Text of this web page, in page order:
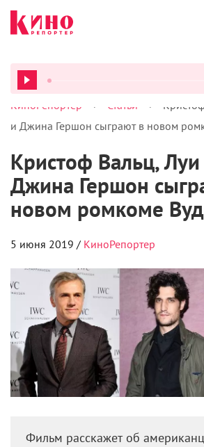
ВСЕ ПОДКАСТЫ
КиноРепортер > Статьи >
и Джина Гершон сыграют в новом
Кристоф Вальц, Луи
Джина Гершон
новом ромкоме
5 июня 2019 / КиноРепортер
Фильм расскажет об